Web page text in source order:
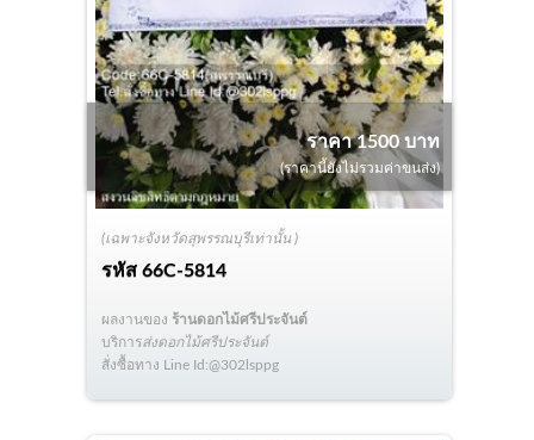
(เฉพาะจังหวัดสุพรรณบุรีเท่านั้น )
รหัส66C-5814
ราคา 1500 บาท
(ราคานี้ยังไม่รวมค่าขนส่ง)
ผลงานของ ร้านดอกไม้ศรีประจันต์
บริการส่งดอกไม้ศรีประจันต์
สั่งซื้อทาง Line Id:@302lsppg